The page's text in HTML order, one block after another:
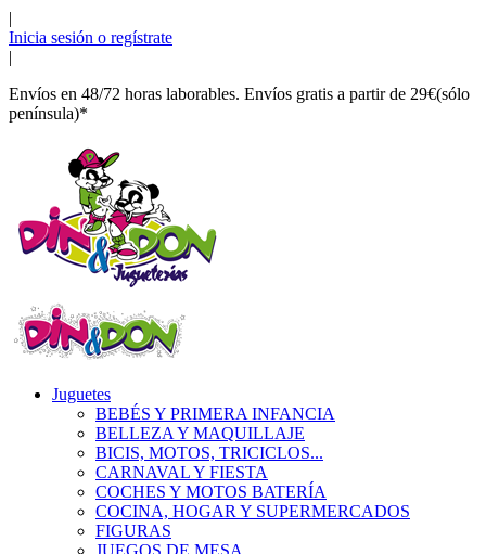
|
Inicia sesión o regístrate
|
Envíos en 48/72 horas laborables. Envíos gratis a partir de 29€(sólo
península)*
Juguetes
BEBÉS Y PRIMERA INFANCIA
BELLEZA Y MAQUILLAJE
BICIS, MOTOS, TRICICLOS...
CARNAVAL Y FIESTA
COCHES Y MOTOS BATERÍA
COCINA, HOGAR Y SUPERMERCADOS
FIGURAS
JUEGOS DE MESA